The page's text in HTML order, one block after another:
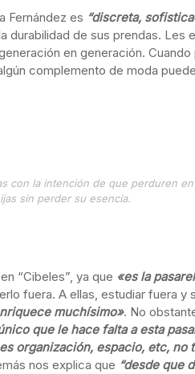
Fernández es “discreta,
de sus prendas. Les
en generación. Cuando
complemento de moda
con la intención de que perduren
sin perder su esencia.
“Cibeles”, ya que «es la
fuera. A ellas, estudiar fuera y
muchísimo». No
que le hace falta a esta
organización, espacio, etc, no
nos explica que “desde que